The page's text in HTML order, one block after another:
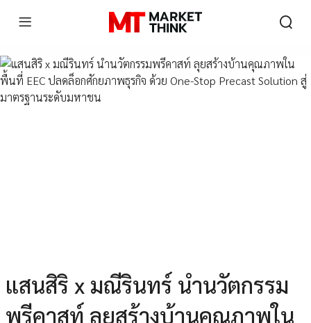
แสนสิริ x มณีรินทร์ นำนวัตกรรม
พรีคาสท์ ลุยสร้างบ้านคุณภาพใน